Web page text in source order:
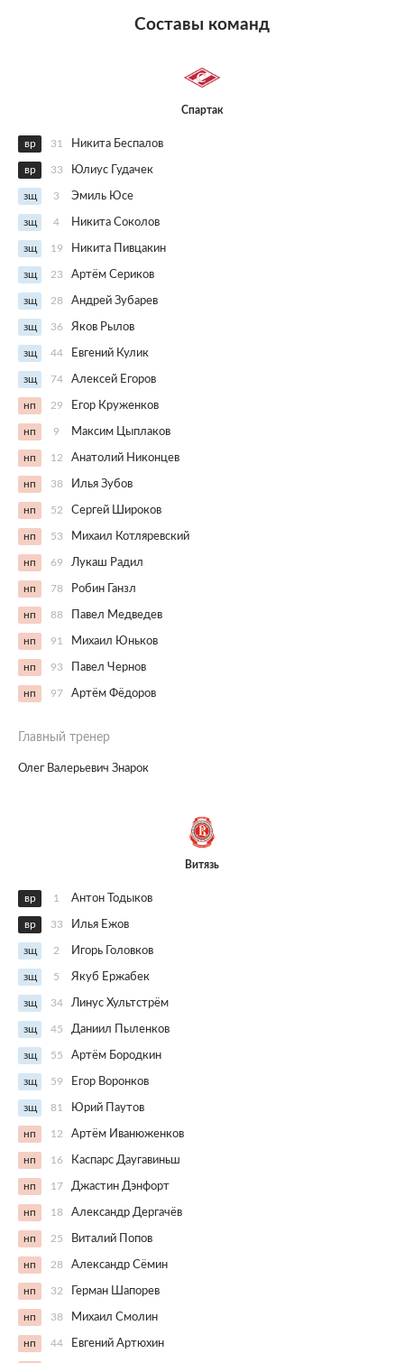
Составы команд
Спартак
вр 31 Никита Беспалов
вр 33 Юлиус Гудачек
зщ 3 Эмиль Юсе
зщ 4 Никита Соколов
зщ 19 Никита Пивцакин
зщ 23 Артём Сериков
зщ 28 Андрей Зубарев
зщ 36 Яков Рылов
зщ 44 Евгений Кулик
зщ 74 Алексей Егоров
нп 29 Егор Круженков
нп 9 Максим Цыплаков
нп 12 Анатолий Никонцев
нп 38 Илья Зубов
нп 52 Сергей Широков
нп 53 Михаил Котляревский
нп 69 Лукаш Радил
нп 78 Робин Ганзл
нп 88 Павел Медведев
нп 91 Михаил Юньков
нп 93 Павел Чернов
нп 97 Артём Фёдоров
Главный тренер
Олег Валерьевич Знарок
Витязь
вр 1 Антон Тодыков
вр 33 Илья Ежов
зщ 2 Игорь Головков
зщ 5 Якуб Ержабек
зщ 34 Линус Хультстрём
зщ 45 Даниил Пыленков
зщ 55 Артём Бородкин
зщ 59 Егор Воронков
зщ 81 Юрий Паутов
нп 12 Артём Иванюженков
нп 16 Каспарс Даугавиньш
нп 17 Джастин Дэнфорт
нп 18 Александр Дергачёв
нп 25 Виталий Попов
нп 28 Александр Сёмин
нп 32 Герман Шапорев
нп 38 Михаил Смолин
нп 44 Евгений Артюхин